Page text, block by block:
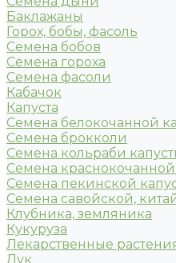
Баклажаны
Горох, бобы, фасоль
Семена бобов
Семена гороха
Семена фасоли
Кабачок
Капуста
Семена белокочанной
Семена брокколи
Семена кольраби
Семена краснокочанной
Семена пекинской
Семена савойской,
Клубника, земляника
Кукуруза
Лекарственные
Лук